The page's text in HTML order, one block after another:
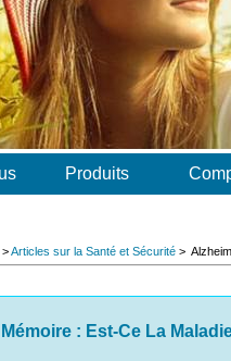
Produits
>Articles sur la Santé et Sécurité >
: Est-Ce La